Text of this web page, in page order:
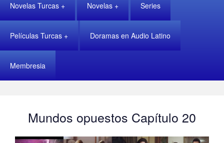
Novelas Turcas Novelas Series
Películas Turcas Doramas en Audio Latino
Membresia
Mundos opuestos Capítulo 20